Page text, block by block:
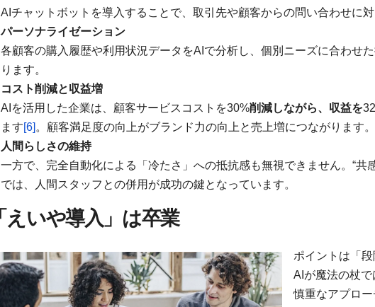
AIチャットボットを導入することで、取引先や顧客からの問い合わせに
パーソナライゼーション
各顧客の購入履歴や利用状況データをAIで分析し、個別ニーズに合わせ
ります。
コスト削減と収益増
AIを活用した企業は、顧客サービスコストを30%削減しながら、収益を
ます[6] 。顧客満足度の向上がブランド力の向上と売上増につながります。
人間らしさの維持
一方で、完全自動化による「冷たさ」への抵抗感も無視できません。“共
では、人間スタッフとの併用が成功の鍵となっています。
えいや導入」は卒業
ポイントは「
AIが魔法の杖
慎重なアプロー